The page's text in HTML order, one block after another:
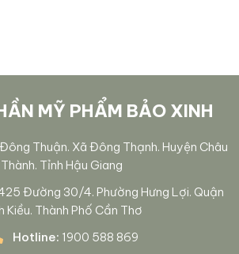
MỸ PHẨM BẢO XINH
Thuận. Xã Đông Thạnh. Huyện Châu
Thành. Tỉnh Hậu Giang
Đường 30/4. Phường Hưng Lợi. Quận
Kiều. Thành Phố Cần Thơ
Hotline: 1900 588 869